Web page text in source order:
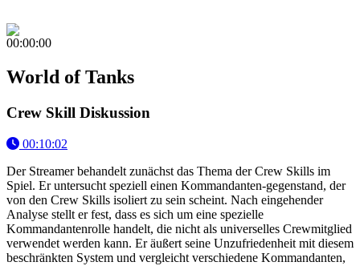
00:00:00
World of Tanks
Crew Skill Diskussion
00:10:02
Der Streamer behandelt zunächst das Thema der Crew Skills im
Spiel. Er untersucht speziell einen Kommandanten-gegenstand, der
von den Crew Skills isoliert zu sein scheint. Nach eingehender
Analyse stellt er fest, dass es sich um eine spezielle
Kommandantenrolle handelt, die nicht als universelles Crewmitglied
verwendet werden kann. Er äußert seine Unzufriedenheit mit diesem
beschränkten System und vergleicht verschiedene Kommandanten,